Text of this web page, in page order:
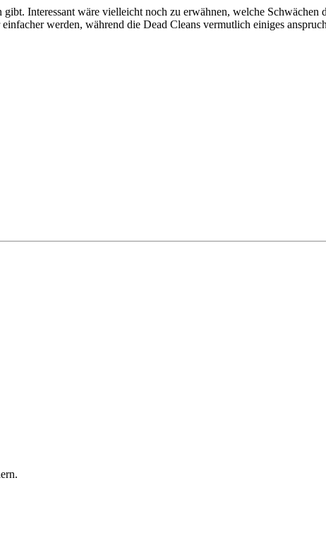
Interessant wäre vielleicht noch zu erwähnen, welche Schwächen
werden, während die Dead Cleans vermutlich einiges